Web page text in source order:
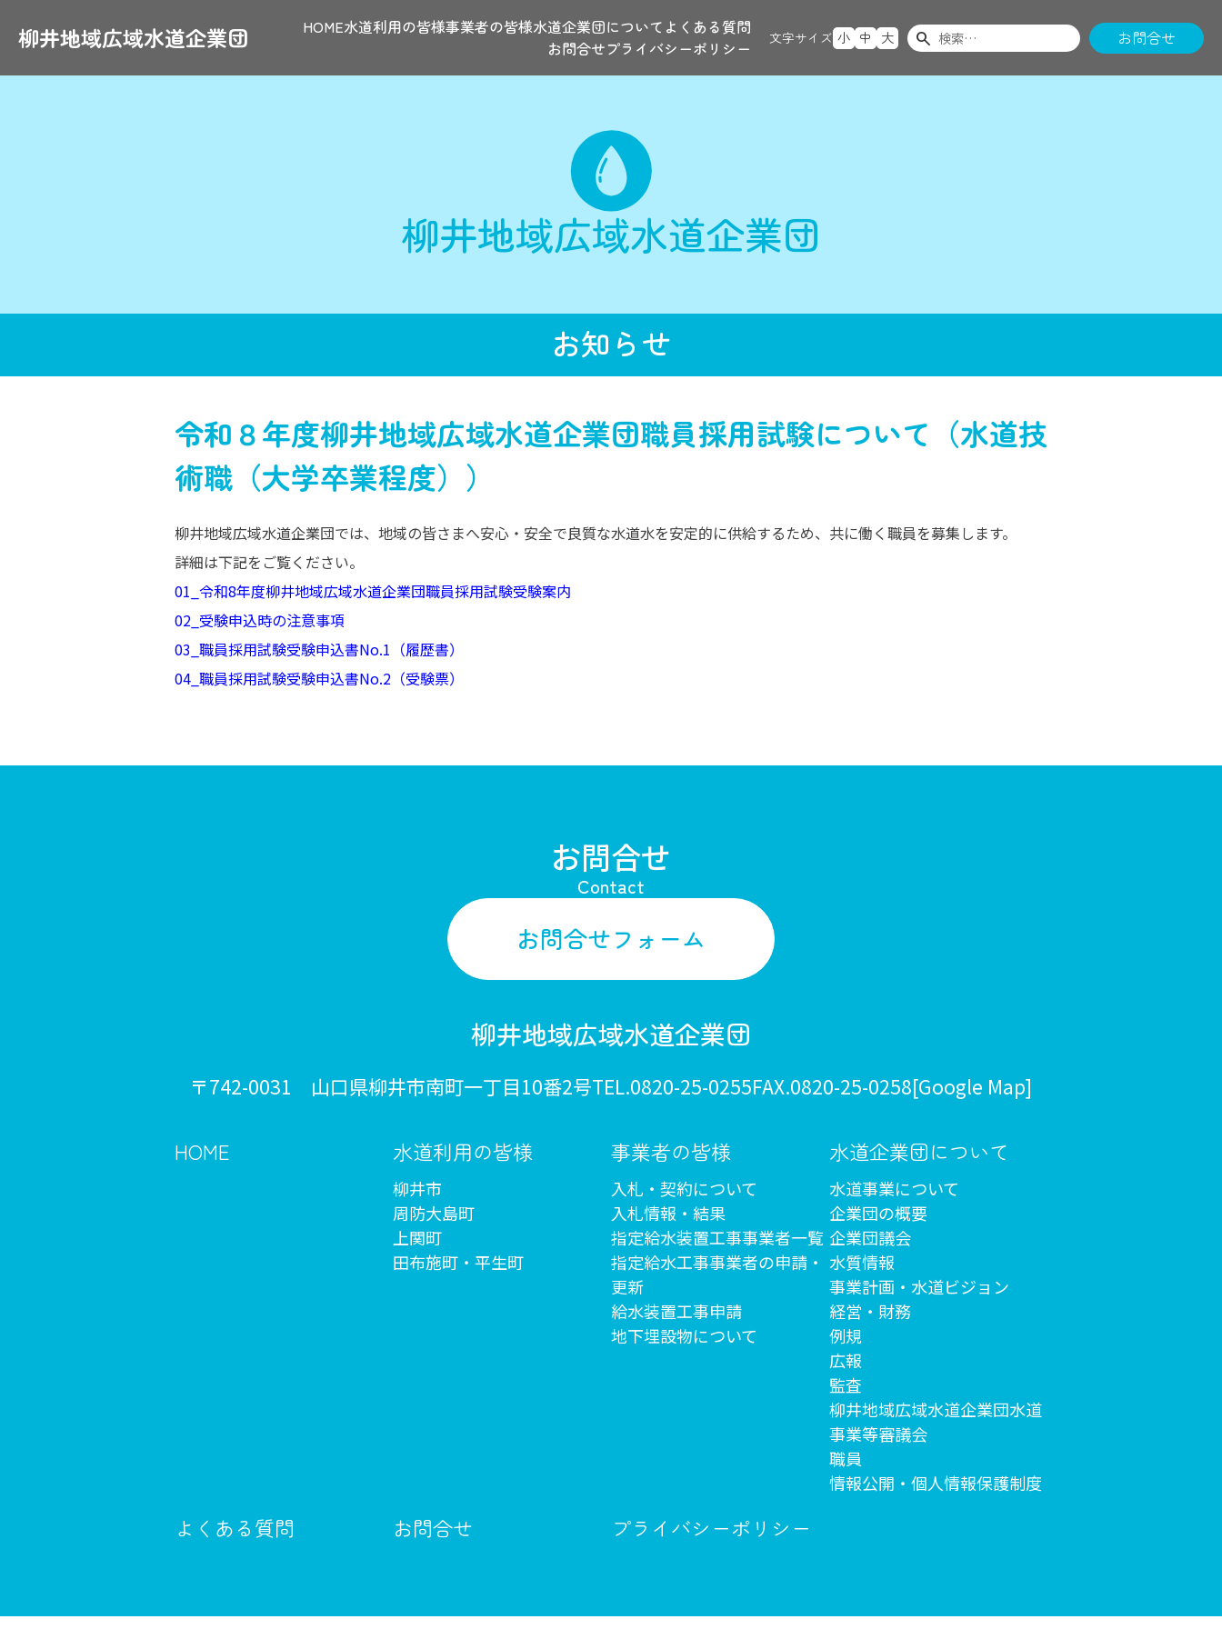
content
柳井地域広域水道企業団 HOME水道利用の皆様事業者の皆様水道企業団について よくある質問
お問合せプライバシーポリシー
文字サイズ 小 中 大 検
索:search お問合せ
柳井地域広域水道企業団
お知らせ
令和８年度柳井地域広域水道企業団職員採用試験について（水道技
術職（大学卒業程度））
柳井地域広域水道企業団では、地域の皆さまへ安心・安全で良質な水道水を安定的に供給するため、共に働く職員を募集します。
詳細は下記をご覧ください。
01_令和8年度柳井地域広域水道企業団職員採用試験受験案内
02_受験申込時の注意事項
03_職員採用試験受験申込書No.1（履歴書）
04_職員採用試験受験申込書No.2（受験票）
お問合せ
Contact
お問合せフォーム
柳井地域広域水道企業団
〒742-0031 山口県柳井市南町一丁目10番2号TEL.0820-25-0255FAX.0820-25-0258[Google Map]
HOME 水道利用の皆様
柳井市
周防大島町
上関町
田布施町・平生町
事業者の皆様
入札・契約について
入札情報・結果
指定給水装置工事事業者一覧
指定給水工事事業者の申請・
更新
給水装置工事申請
地下埋設物について
水道企業団について
水道事業について
企業団の概要
企業団議会
水質情報
事業計画・水道ビジョン
経営・財務
例規
広報
監査
柳井地域広域水道企業団水道
事業等審議会
職員
情報公開・個人情報保護制度
よくある質問 お問合せ プライバシーポリシー